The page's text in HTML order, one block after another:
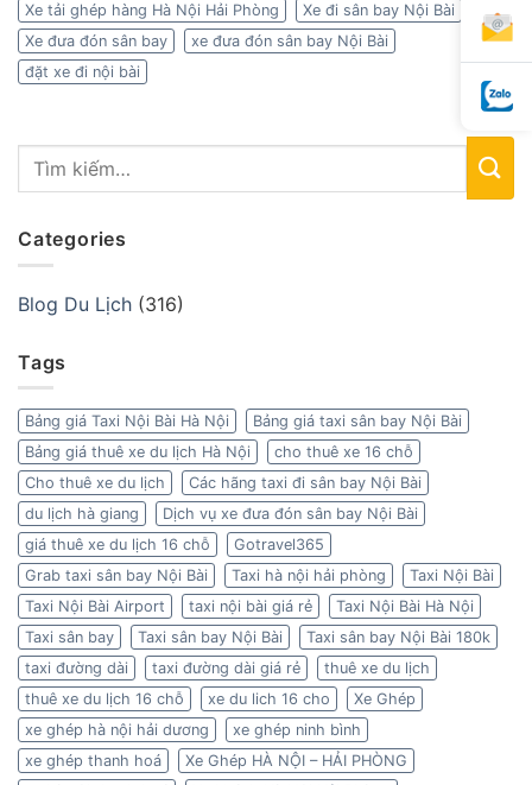
Xe tải ghép hàng Hà Nội Hải Phòng
Xe đi sân bay Nội Bài
Xe đưa đón sân bay
xe đưa đón sân bay Nội Bài
đặt xe đi nội bài
Categories
Blog Du Lịch (316)
Tags
Bảng giá Taxi Nội Bài Hà Nội
Bảng giá taxi sân bay Nội Bài
Bảng giá thuê xe du lịch Hà Nội
cho thuê xe 16 chỗ
Cho thuê xe du lịch
Các hãng taxi đi sân bay Nội Bài
du lịch hà giang
Dịch vụ xe đưa đón sân bay Nội Bài
giá thuê xe du lịch 16 chỗ
Gotravel365
Grab taxi sân bay Nội Bài
Taxi hà nội hải phòng
Taxi Nội Bài
Taxi Nội Bài Airport
taxi nội bài giá rẻ
Taxi Nội Bài Hà Nội
Taxi sân bay
Taxi sân bay Nội Bài
Taxi sân bay Nội Bài 180k
taxi đường dài
taxi đường dài giá rẻ
thuê xe du lịch
thuê xe du lịch 16 chỗ
xe du lich 16 cho
Xe Ghép
xe ghép hà nội hải dương
xe ghép ninh bình
xe ghép thanh hoá
Xe Ghép HÀ NỘI – HẢI PHÒNG